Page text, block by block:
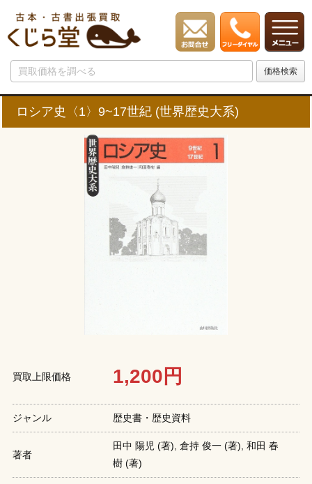
ロシア史〈1〉9~17世紀 (世界歴史大系)
買取上限価格 1,200円
ジャンル 歴史書・歴史資料
著者
田中 陽児 (著), 倉持 俊一 (著), 和田 春
樹 (著)